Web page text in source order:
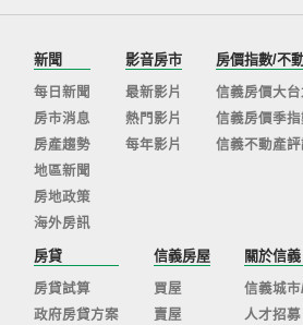
新聞
每日新聞
房市消息
房產趨勢
地區新聞
房地政策
海外房訊
影音房市
最新影片
熱門影片
每年影片
房價指數/不
信義房價大
信義房價季
信義不動產
房貸
房貸試算
政府房貸方案
信義房屋
買屋
賣屋
關於信義
信義城
人才招募